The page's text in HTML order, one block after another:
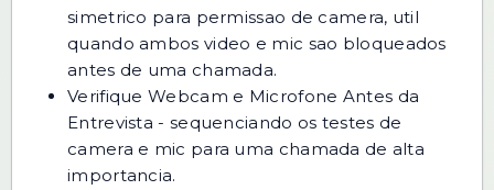
simetrico para permissao de camera, util
quando ambos video e mic sao bloqueados
antes de uma chamada.
Verifique Webcam e Microfone Antes da
Entrevista - sequenciando os testes de
camera e mic para uma chamada de alta
importancia.